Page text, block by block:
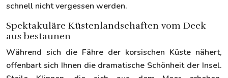
schnell nicht vergessen werden.
Spektakuläre Küstenlandschaften vom Deck
aus bestaunen
Während sich die Fähre der korsischen Küste nähert,
offenbart sich Ihnen die dramatische Schönheit der Insel.